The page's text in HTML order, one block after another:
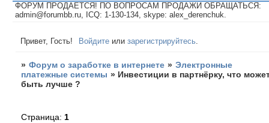
ФОРУМ ПРОДАЕТСЯ! ПО ВОПРОСАМ ПРОДАЖИ ОБРАЩАТЬСЯ:
admin@forumbb.ru, ICQ: 1-130-134, skype: alex_derenchuk.
Привет, Гость! Войдите илизарегистрируйтесь
» Форум о заработке в интернете » Электронные
платежные системы » Инвестиции в партнёрку, что
быть лучше ?
Страница: 1